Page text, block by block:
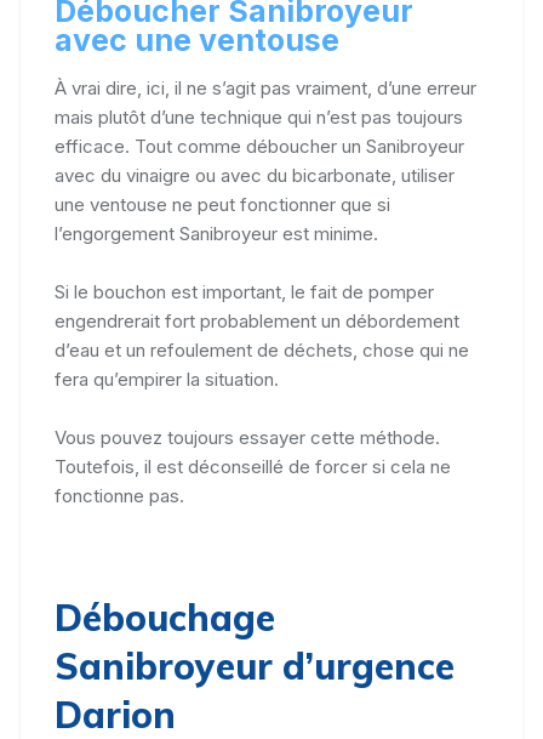
Déboucher Sanibroyeur
avec une ventouse
À vrai dire, ici, il ne s’agit pas vraiment, d’une erreur
mais plutôt d’une technique qui n’est pas toujours
efficace. Tout comme déboucher un Sanibroyeur
avec du vinaigre ou avec du bicarbonate, utiliser
une ventouse ne peut fonctionner que si
l’engorgement Sanibroyeur est minime.
Si le bouchon est important, le fait de pomper
engendrerait fort probablement un débordement
d’eau et un refoulement de déchets, chose qui ne
fera qu’empirer la situation.
Vous pouvez toujours essayer cette méthode.
Toutefois, il est déconseillé de forcer si cela ne
fonctionne pas.
Débouchage
Sanibroyeur d’urgence
Darion